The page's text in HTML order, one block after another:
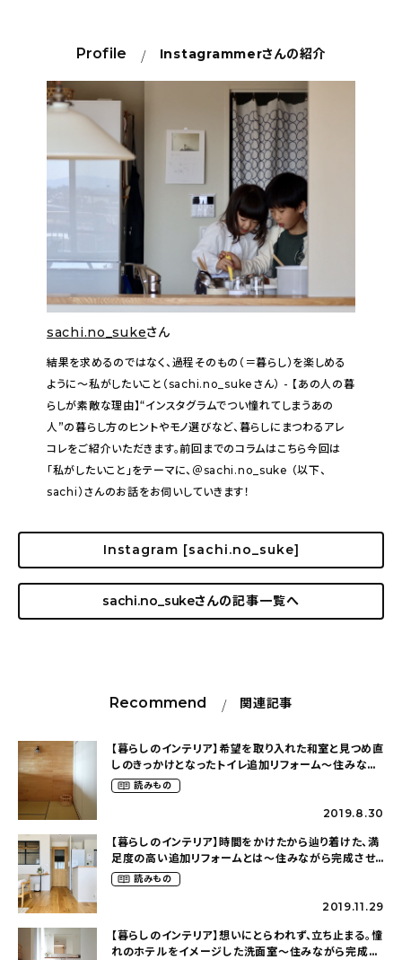
Profile Instagrammerさんの紹介
sachi.no_sukeさん
結果を求めるのではなく、過程そのもの（＝暮らし）を楽しめる
ように〜私がしたいこと（sachi.no_sukeさん） - 【あの人の暮
らしが素敵な理由】“インスタグラムでつい憧れてしまうあの
人”の暮らし方のヒントやモノ選びなど、暮らしにまつわるアレ
コレをご紹介いただきます。前回までのコラムはこちら今回は
「私がしたいこと」をテーマに、＠sachi.no_suke （以下、
sachi）さんのお話をお伺いしていきます！
Instagram [sachi.no_suke]
sachi.no_sukeさんの記事一覧へ
Recommend 関連記事
【暮らしのインテリア】希望を取り入れた和室と見つめ直
しのきっかけとなったトイレ追加リフォーム～住みなが
ら完成させる未完成の家（sachi.no_suke）
読みもの
2019.8.30
【暮らしのインテリア】時間をかけたから辿り着けた、満
足度の高い追加リフォームとは～住みながら完成させ
る未完成の家（sachi.no_sukeさん）
読みもの
2019.11.29
【暮らしのインテリア】想いにとらわれず、立ち止まる。憧
れのホテルをイメージした洗面室～住みながら完成さ